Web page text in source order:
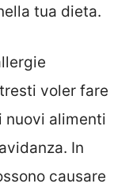
tua dieta.
voler fare
nuovi alimenti
In
causare